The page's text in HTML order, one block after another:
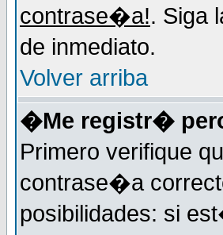
contrase�a!. Siga
de inmediato.
Volver arriba
�Me registr�
Primero verifique
contrase�a
posibilidades: si